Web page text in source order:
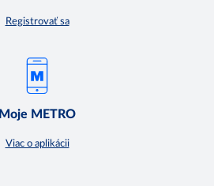
Registrovať sa
Moje METRO
Viac o aplikácii